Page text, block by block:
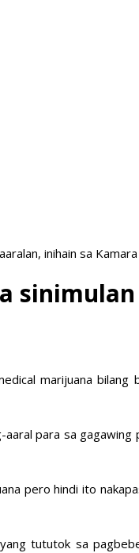
inihain sa Kamara
marijuana
para sa
pero hindi ito
tututok sa